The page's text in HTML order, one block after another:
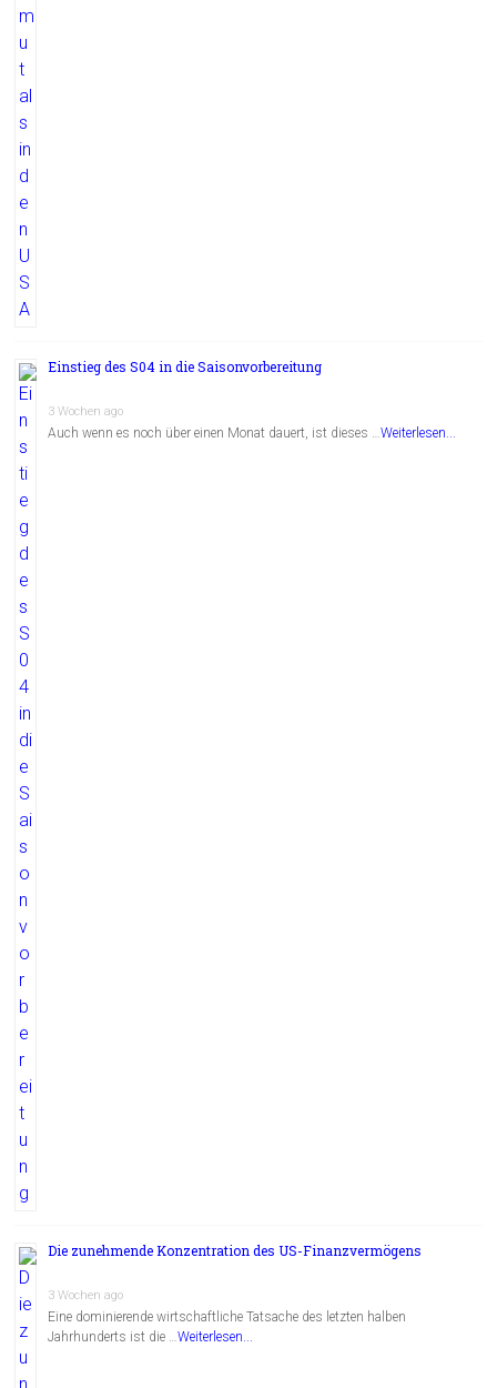
Einstieg des S04 in die Saisonvorbereitung
3 Wochen ago
Auch wenn es noch über einen Monat dauert, ist dieses …Weiterlesen...
Die zunehmende Konzentration des US-Finanzvermögens
3 Wochen ago
Eine dominierende wirtschaftliche Tatsache des letzten halben
Jahrhunderts ist die …Weiterlesen...